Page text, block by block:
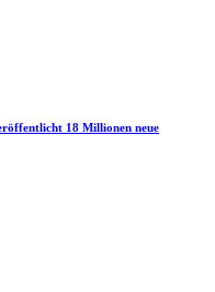
18 Millionen neue